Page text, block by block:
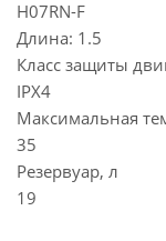
H07RN-F
Длина: 1.5
Класс защиты
IPX4
Максимальная
35
Резервуар, л
19